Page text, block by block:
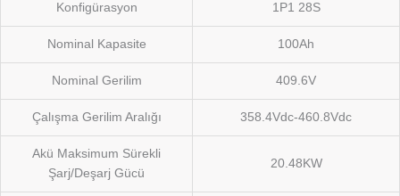
Konfigürasyon 1P1 28S
Nominal Kapasite 100Ah
Nominal Gerilim 409.6V
Çalışma Gerilim Aralığı 358.4Vdc-460.8Vdc
Akü Maksimum Sürekli
Şarj/Deşarj Gücü
20.48KW